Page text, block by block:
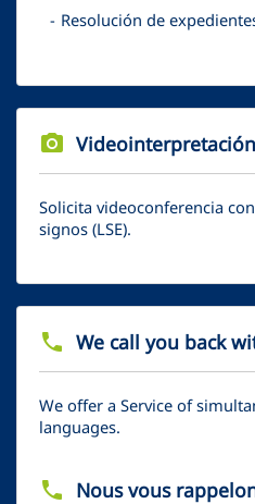
Resolución de
photo_camera Videointerpretación
Solicita videoconferencia
signos (LSE).
phone We call you back
We offer a Service of
languages.
phone Nous vous